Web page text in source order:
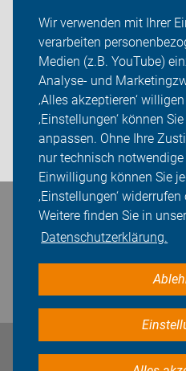
Wir verwenden mit Ihrer
verarbeiten
Medien (z.B. YouTube)
Analyse- und
‚Alles akzeptieren‘
‚Einstellungen‘ können
anpassen. Ohne Ihre
nur technisch notwendige
Einwilligung können Sie
‚Einstellungen‘
Weitere finden Sie in
Datenschutzerklärung.
Rückblicke
ADFC Unna
Sei dabei
Login
Bleiben Sie in Kontakt